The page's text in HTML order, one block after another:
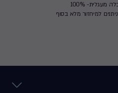
אנו מקדמים כלכלה מעגלית- 100%
למיחזור מלא בסוף